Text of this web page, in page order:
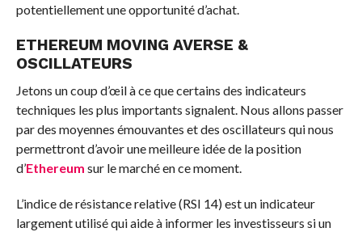
potentiellement une opportunité d’achat.
ETHEREUM MOVING AVERSE &
OSCILLATEURS
Jetons un coup d’œil à ce que certains des indicateurs
techniques les plus importants signalent. Nous allons passer
par des moyennes émouvantes et des oscillateurs qui nous
permettront d’avoir une meilleure idée de la position
d’Ethereum sur le marché en ce moment.
L’indice de résistance relative (RSI 14) est un indicateur
largement utilisé qui aide à informer les investisseurs si un